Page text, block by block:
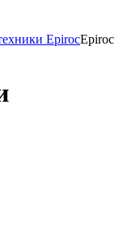
EpirocEpiroc